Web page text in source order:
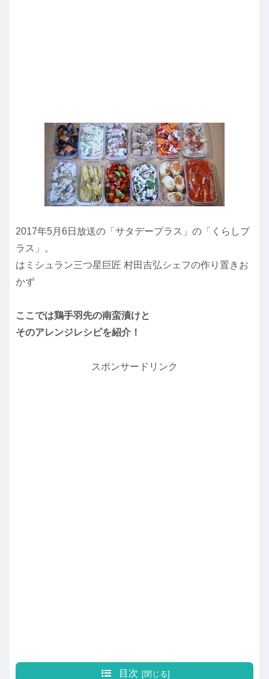
2017年5月6日放送の「サタデープラス」の「くらしプ
ラス」。
はミシュラン三つ星巨匠 村田吉弘シェフの作り置きお
かず
ここでは鶏手羽先の南蛮漬けと
そのアレンジレシピを紹介！
スポンサードリンク
目次